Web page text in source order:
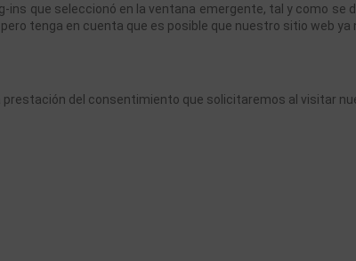
que seleccionó en la ventana emergente, tal y como se
tenga en cuenta que es posible que nuestro sitio web
del consentimiento que solicitaremos al visitar